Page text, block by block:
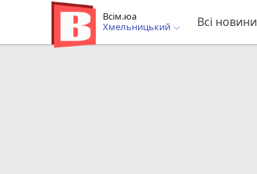
Всім.юа
Хмельницький
Всі новини